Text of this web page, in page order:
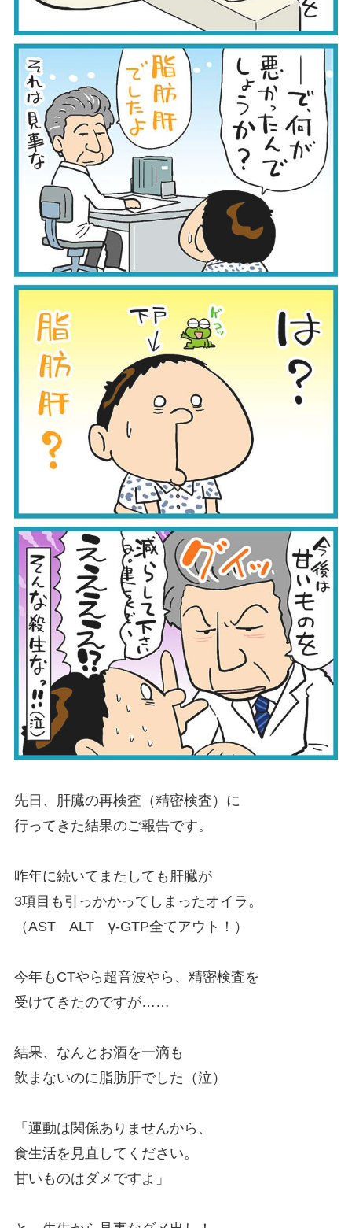
先日、肝臓の再検査（精密検査）に
行ってきた結果のご報告です。
昨年に続いてまたしても肝臓が
3項目も引っかかってしまったオイラ。
（AST ALT γ-GTP全てアウト！）
今年もCTやら超音波やら、精密検査を
受けてきたのですが……
結果、なんとお酒を一滴も
飲まないのに脂肪肝でした（泣）
「運動は関係ありませんから、
食生活を見直してください。
甘いものはダメですよ」